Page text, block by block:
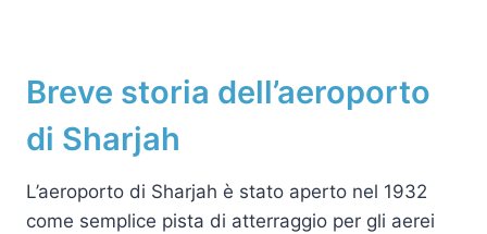
Breve storia dell’aeroporto
di Sharjah
L’aeroporto di Sharjah è stato aperto nel 1932
come semplice pista di atterraggio per gli aerei